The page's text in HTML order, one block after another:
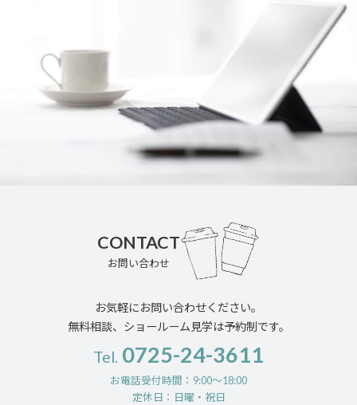
CONTACT
お問い合わせ
お気軽にお問い合わせください。
無料相談、ショールーム見学は予約制です。
Tel. 0725-24-3611
お電話受付時間：9:00〜18:00
定休日：日曜・祝日